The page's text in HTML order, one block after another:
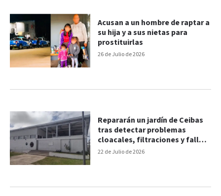
26 de Julio de 2026
Acusan a un hombre de raptar a
su hija y a sus nietas para
prostituirlas
22 de Julio de 2026
Repararán un jardín de Ceibas
tras detectar problemas
cloacales, filtraciones y fallas
en el gas